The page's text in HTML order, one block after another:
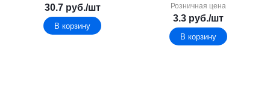
30.7руб./шт
В корзину
Розничная цена
3.3 руб./шт
В корзину